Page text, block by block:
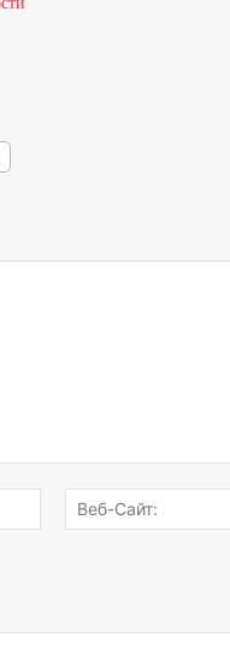
Электронная
почта:*